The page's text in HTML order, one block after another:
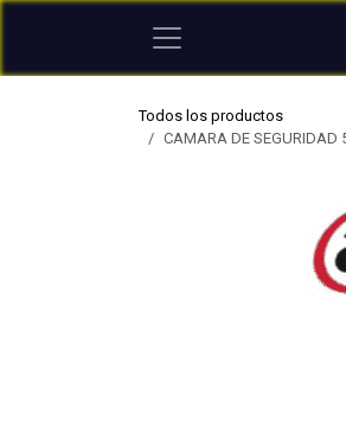
Ir al contenido
Todos los productos
CAMARA DE SEGURIDAD